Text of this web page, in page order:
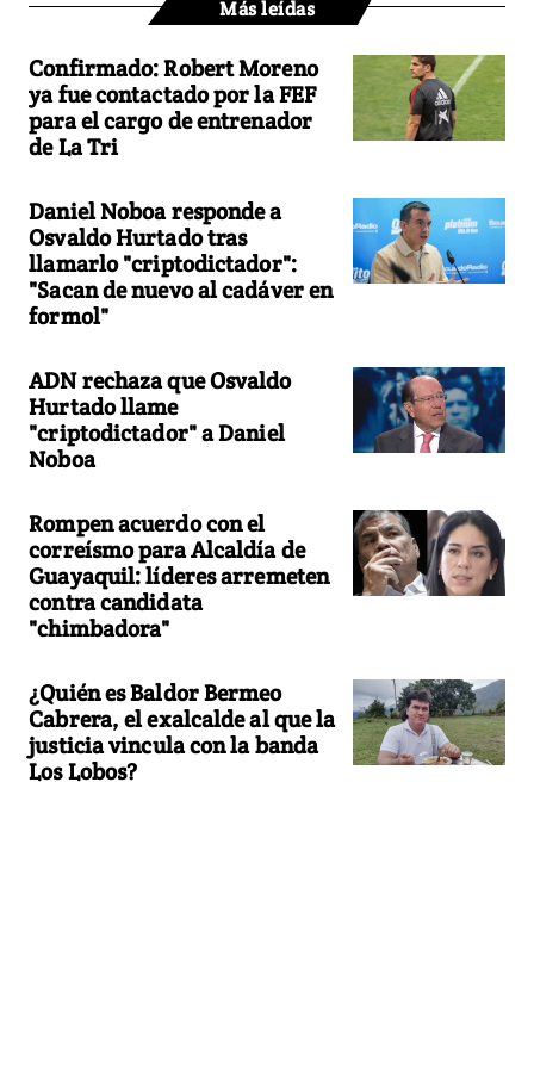
Más leídas
Confirmado: Robert Moreno
ya fue contactado por la FEF
para el cargo de entrenador
de La Tri
Daniel Noboa responde a
Osvaldo Hurtado tras
llamarlo "criptodictador":
"Sacan de nuevo al cadáver en
formol"
ADN rechaza que Osvaldo
Hurtado llame
"criptodictador" a Daniel
Noboa
Rompen acuerdo con el
correísmo para Alcaldía de
Guayaquil: líderes arremeten
contra candidata
"chimbadora"
¿Quién es Baldor Bermeo
Cabrera, el exalcalde al que la
justicia vincula con la banda
Los Lobos?